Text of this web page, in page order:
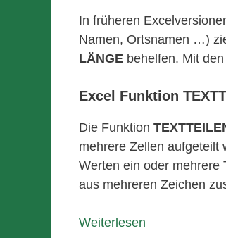
In früheren
Namen, Ortsnamen …)
LÄNGE behelfen. Mit
Excel Funktion
Die Funktion
mehrere Zellen aufgeteilt
Werten ein oder mehrere
aus mehreren Zeichen
Weiterlesen